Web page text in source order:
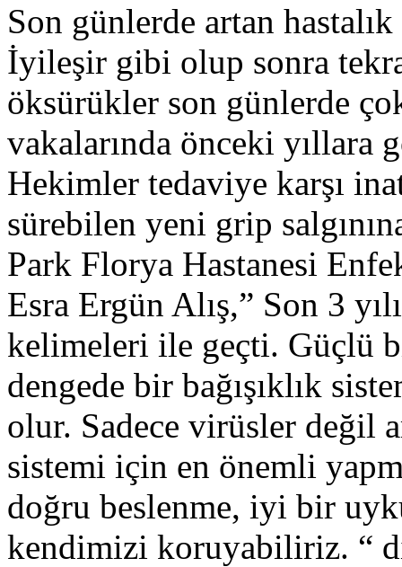
Son günlerde artan
İyileşir gibi olup sonra
öksürükler son günlerde
vakalarında önceki yıllara
Hekimler tedaviye karşı
sürebilen yeni grip
Park Florya Hastanesi
Esra Ergün Alış,” Son 3
kelimeleri ile geçti. Güçlü
dengede bir bağışıklık
olur. Sadece virüsler değil
sistemi için en önemli
doğru beslenme, iyi bir
kendimizi koruyabiliriz. “